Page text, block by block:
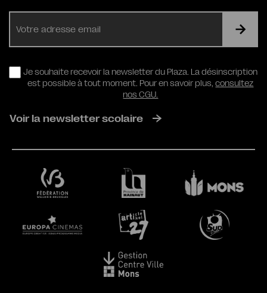
RGPD
Je souhaite recevoir la newsletter du Plaza. La désinscription
est possible à tout moment. Pour en savoir plus,consultez
nos CGU.
Voir la newsletter scolaire